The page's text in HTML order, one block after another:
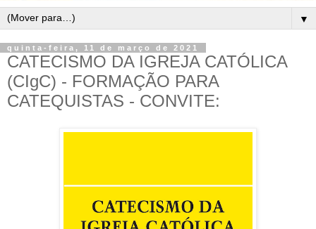
▼
quinta-feira, 11 de março de 2021
CATECISMO DA IGREJA CATÓLICA
(CIgC) - FORMAÇÃO PARA
CATEQUISTAS - CONVITE: